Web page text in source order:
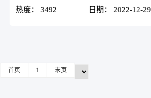
热度： 3492 日期： 2022-12-29
首页 1 末页